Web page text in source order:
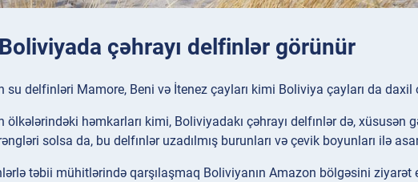
çəhrayı delfinlər görünür
su delfinləri Mamore, Beni və İtenez çayları kimi Boliviya çayları da
ölkələrindəki həmkarları kimi, Boliviyadakı çəhrayı delfınlər də, xüsusən
solsa da, bu delfınlər uzadılmış burunları və çevik boyunları ilə
təbii mühitlərində qarşılaşmaq Boliviyanın Amazon bölgəsini